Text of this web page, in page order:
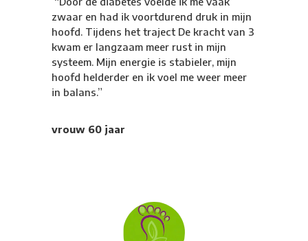
zwaar en had ik voortdurend druk in mijn
hoofd. Tijdens het traject De kracht van 3
kwam er langzaam meer rust in mijn
systeem. Mijn energie is stabieler, mijn
hoofd helderder en ik voel me weer meer
in balans.”
vrouw 60 jaar